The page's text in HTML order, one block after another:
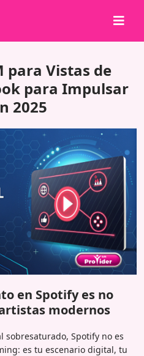
para Vistas de
para Impulsar
2025
en Spotify es no
modernos
sobresaturado, Spotify no es
es tu escenario digital, tu